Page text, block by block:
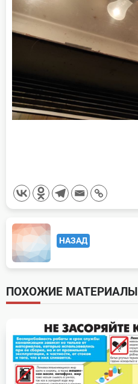
<span
class="nav-
subtitle
screen-
reader-
text">Page</span>
НАЗАД
ПОХОЖИЕ МАТЕРИАЛЫ